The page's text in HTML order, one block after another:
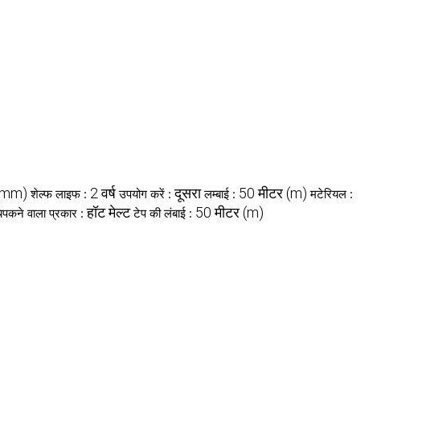
शेल्फ लाइफ : 2 वर्ष उपयोग करें :दूसरा लम्बाई : 50 मीटर (m) मटेरियल :
वाला प्रकार :हॉट मेल्ट टेप की लंबाई : 50 मीटर (m)